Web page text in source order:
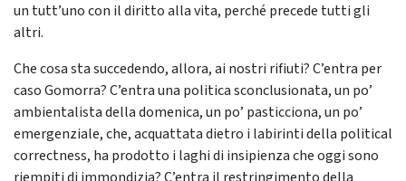
un tutt’uno con il diritto alla vita, perché precede tutti gli
altri.
Che cosa sta succedendo, allora, ai nostri rifiuti? C’entra per
caso Gomorra? C’entra una politica sconclusionata, un po’
ambientalista della domenica, un po’ pasticciona, un po’
emergenziale, che, acquattata dietro i labirinti della political
correctness, ha prodotto i laghi di insipienza che oggi sono